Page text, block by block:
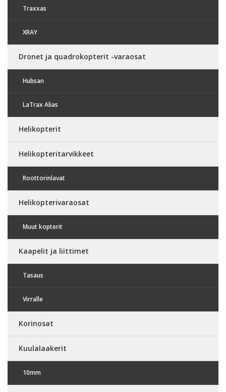
Traxxas
XRAY
Dronet ja quadrokopterit -varaosat
Hubsan
LaTrax Alias
Helikopterit
Helikopteritarvikkeet
Roottorinlavat
Helikopterivaraosat
Muut kopterit
Kaapelit ja liittimet
Tasaus
Virralle
Korinosat
Kuulalaakerit
10mm